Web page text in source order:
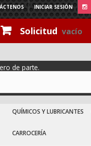
INICIAR SESIÓN
Solicitud vacío
de parte.
QUÍMICOS Y LUBRICANTES
CARROCERÍA